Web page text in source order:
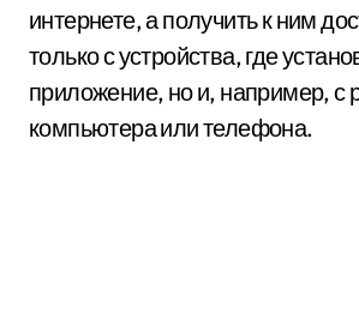
интернете, а получить к ним
только с устройства, где
приложение, но и, например, с
компьютера или телефона.